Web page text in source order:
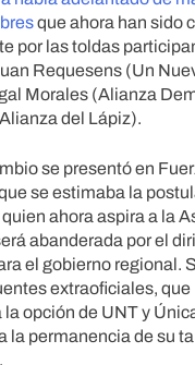
que ahora han sido
por las toldas
Requesens (Un
Morales (Alianza
del Lápiz).
se presentó en
se estimaba la
ahora aspira a la
abanderada por el
el gobierno regional.
extraoficiales,
la opción de UNT y
la permanencia de su